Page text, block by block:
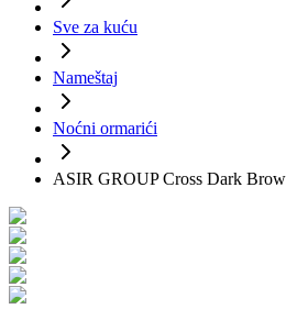
Sve za kuću
Nameštaj
Noćni ormarići
ASIR GROUP Cross Dark